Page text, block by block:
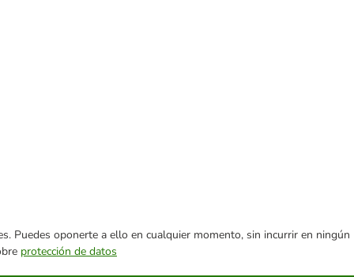
Puedes oponerte a ello en cualquier momento, sin incurrir en ningún
protección de datos